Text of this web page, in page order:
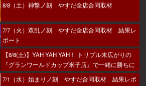
8/8（土）神撃ノ刻 やすだ全店合同取材
7/7（火）双乱ノ刻 やすだ全店合同取材 結果レ
ポート
【8/8(土)】YAH YAH YAH！ トリプル末広がりの
『グランワールドカップ米子店』で一緒に勝ちに
行こうか～！
7/1（水）始まりノ刻 やすだ合同取材 結果レポ